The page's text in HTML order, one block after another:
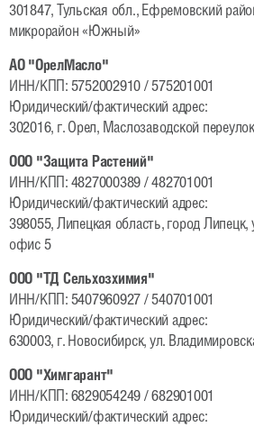
301847, Тульская обл., Ефремовский
микрорайон «Южный»
АО "ОрелМасло"
ИНН/КПП: 5752002910 / 575201001
Юридический/фактический адрес:
302016, г. Орел, Маслозаводской
ООО "Защита Растений"
ИНН/КПП: 4827000389 / 482701001
Юридический/фактический адрес:
398055, Липецкая область, город Липецк,
офис 5
ООО "ТД Сельхозхимия"
ИНН/КПП: 5407960927 / 540701001
Юридический/фактический адрес:
630003, г. Новосибирск, ул.
ООО "Химгарант"
ИНН/КПП: 6829054249 / 682901001
Юридический/фактический адрес:
Технология
Семеноводство
Логистика
Материалы для
Новости
Форма обратной
ГСА Агро